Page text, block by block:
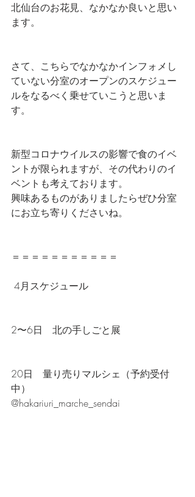
北仙台のお花見、なかなか良いと思い
ます。
さて、こちらでなかなかインフォメし
ていない分室のオープンのスケジュー
ルをなるべく乗せていこうと思いま
す。
新型コロナウイルスの影響で食のイベ
ントが限られますが、その代わりのイ
ベントも考えております。
興味あるものがありましたらぜひ分室
にお立ち寄りくださいね。
＝＝＝＝＝＝＝＝＝＝＝
4月スケジュール
2〜6日　北の手しごと展
20日　量り売りマルシェ（予約受付
中）
@hakariuri_marche_sendai